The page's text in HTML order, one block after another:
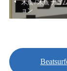
木魚 / 木魚 ナゴ
ョン